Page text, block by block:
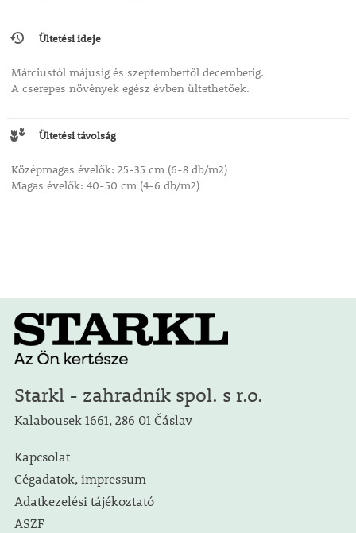
Ültetési ideje
Márciustól májusig és szeptembertől decemberig.
A cserepes növények egész évben ültethetőek.
Ültetési távolság
Középmagas évelők: 25-35 cm (6-8 db/m2)
Magas évelők: 40-50 cm (4-6 db/m2)
Starkl - zahradník spol. s r.o.
Kalabousek 1661, 286 01 Čáslav
Kapcsolat
Cégadatok, impressum
Adatkezelési tájékoztató
ASZF